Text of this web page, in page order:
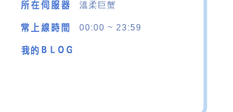
溫柔巨蟹
00:00 ~ 23:59